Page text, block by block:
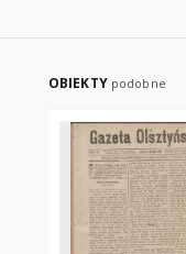
OBIEKTY podobne